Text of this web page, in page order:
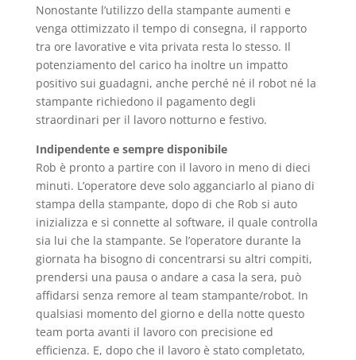
Nonostante l’utilizzo della stampante aumenti e
venga ottimizzato il tempo di consegna, il rapporto
tra ore lavorative e vita privata resta lo stesso. Il
potenziamento del carico ha inoltre un impatto
positivo sui guadagni, anche perché né il robot né la
stampante richiedono il pagamento degli
straordinari per il lavoro notturno e festivo.
Indipendente e sempre disponibile
Rob è pronto a partire con il lavoro in meno di dieci
minuti. L’operatore deve solo agganciarlo al piano di
stampa della stampante, dopo di che Rob si auto
inizializza e si connette al software, il quale controlla
sia lui che la stampante. Se l’operatore durante la
giornata ha bisogno di concentrarsi su altri compiti,
prendersi una pausa o andare a casa la sera, può
affidarsi senza remore al team stampante/robot. In
qualsiasi momento del giorno e della notte questo
team porta avanti il lavoro con precisione ed
efficienza. E, dopo che il lavoro è stato completato,